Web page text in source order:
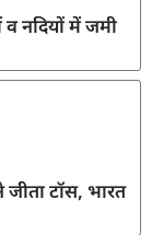
नदियों में जमी
टॉस, भारत